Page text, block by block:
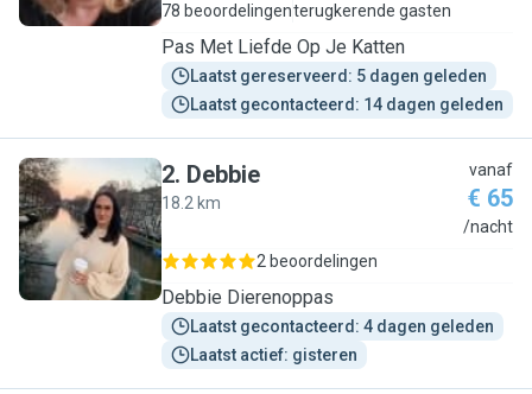
78 beoordelingenterugkerende gasten
Pas Met Liefde Op Je Katten
Laatst gereserveerd: 5 dagen geleden
Laatst gecontacteerd: 14 dagen geleden
D
2. Debbie
18.2 km
vanaf
€ 65
/nacht
2 beoordelingen
Debbie Dierenoppas
Laatst gecontacteerd: 4 dagen geleden
Laatst actief: gisteren